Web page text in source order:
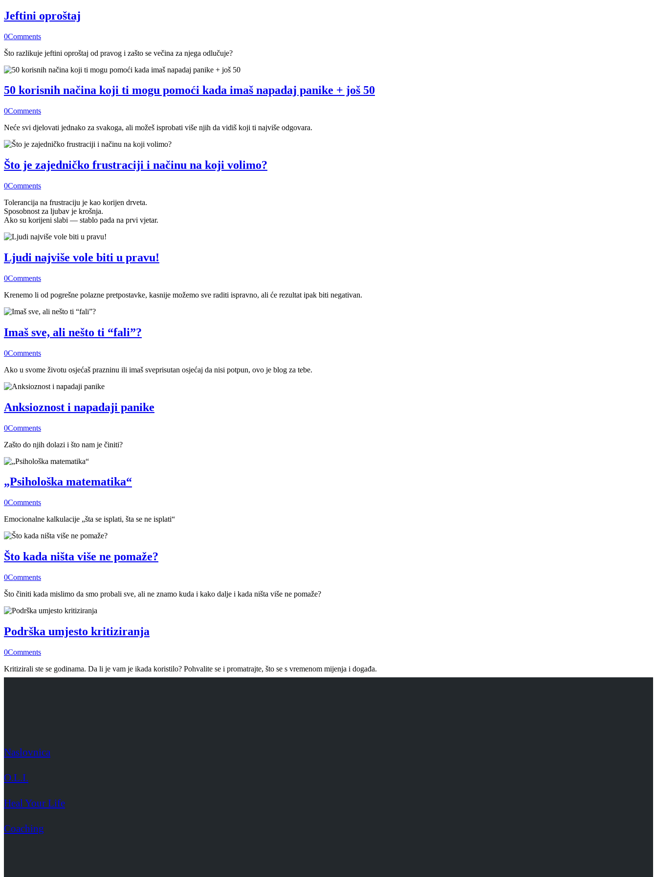
Jeftini oproštaj
0Comments
Što razlikuje jeftini oproštaj od pravog i zašto se večina za njega odlučuje?
50 korisnih načina koji ti mogu pomoći kada imaš napadaj panike + još 50
0Comments
Neće svi djelovati jednako za svakoga, ali možeš isprobati više njih da vidiš koji ti najviše odgovara.
Što je zajedničko frustraciji i načinu na koji volimo?
0Comments
Tolerancija na frustraciju je kao korijen drveta.
Sposobnost za ljubav je krošnja.
Ako su korijeni slabi — stablo pada na prvi vjetar.
Ljudi najviše vole biti u pravu!
0Comments
Krenemo li od pogrešne polazne pretpostavke, kasnije možemo sve raditi ispravno, ali će rezultat ipak biti negativan.
Imaš sve, ali nešto ti “fali”?
0Comments
Ako u svome životu osjećaš prazninu ili imaš sveprisutan osjećaj da nisi potpun, ovo je blog za tebe.
Anksioznost i napadaji panike
0Comments
Zašto do njih dolazi i što nam je činiti?
„Psihološka matematika“
0Comments
Emocionalne kalkulacije „šta se isplati, šta se ne isplati“
Što kada ništa više ne pomaže?
0Comments
Što činiti kada mislimo da smo probali sve, ali ne znamo kuda i kako dalje i kada ništa više ne pomaže?
Podrška umjesto kritiziranja
0Comments
Kritizirali ste se godinama. Da li je vam je ikada koristilo? Pohvalite se i promatrajte, što se s vremenom mijenja i događa.
Naslovnica
O.L.I.
Heal Your Life
Coaching